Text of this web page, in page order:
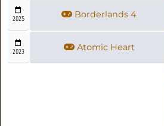
2025 Borderlands 4
2023 Atomic Heart